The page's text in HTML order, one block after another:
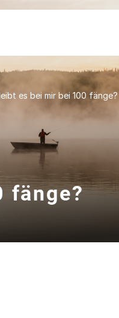
es bei mir bei 100 fänge?
fänge?